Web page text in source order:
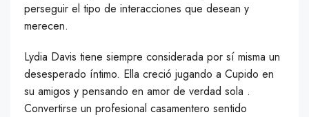
perseguir el tipo de interacciones que desean y
merecen.
Lydia Davis tiene siempre considerada por sí misma un
desesperado íntimo. Ella creció jugando a Cupido en
su amigos y pensando en amor de verdad sola .
Convertirse un profesional casamentero sentido